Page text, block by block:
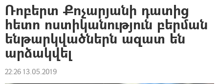
Ռոբերտ Քոչարյանի դատից
հետո ոստիկանություն բերման
ենթարկվածներն ազատ են
արձակվել
22:26 13.05.2019